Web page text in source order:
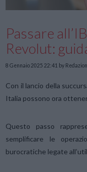
Passare
Revolut:
8 Gennaio 2025 22:41 by
Con il lancio della
Italia possono ora
Questo passo
semplificare le
burocratiche legate